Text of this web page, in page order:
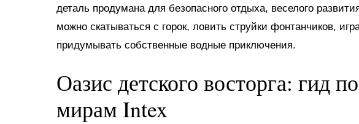
деталь продумана для безопасного отдыха, веселого
можно скатываться с горок, ловить струйки фонтанчиков,
придумывать собственные водные приключения.
Оазис детского восторга: гид
мирам Intex